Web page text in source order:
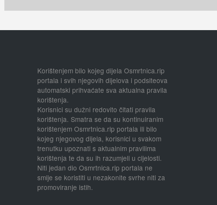
Korištenjem bilo kojeg dijela Osmrtnica.rip
portala i svih njegovih dijelova i podsiteova
automatski prihvaćate sva aktualna pravila
korištenja.
Korisnici su dužni redovito čitati pravila
korištenja. Smatra se da su kontinuiranim
korištenjem Osmrtnica.rip portala ili bilo
kojeg njegovog dijela, korisnici u svakom
trenutku upoznati s aktualnim pravilima
korištenja te da su ih razumjeli u cijelosti.
Niti jedan dio Osmrtnica.rip portala ne
smije se koristiti u nezakonite svrhe niti za
promoviranje istih.